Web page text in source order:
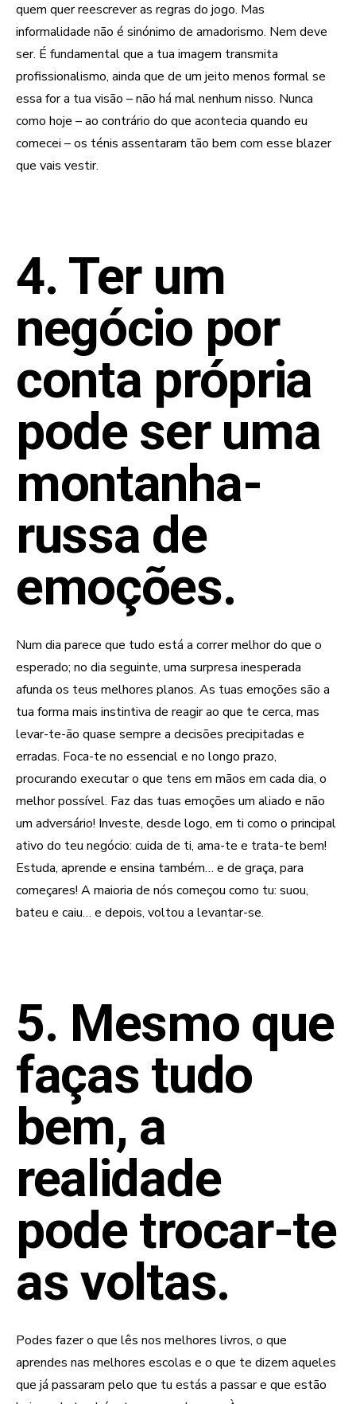
quem quer reescrever as regras do jogo. Mas
informalidade não é sinónimo de amadorismo. Nem deve
ser. É fundamental que a tua imagem transmita
profissionalismo, ainda que de um jeito menos formal se
essa for a tua visão – não há mal nenhum nisso. Nunca
como hoje – ao contrário do que acontecia quando eu
comecei – os ténis assentaram tão bem com esse blazer
que vais vestir.
4. Ter um
negócio por
conta própria
pode ser uma
montanha-
russa de
emoções.
Num dia parece que tudo está a correr melhor do que o
esperado; no dia seguinte, uma surpresa inesperada
afunda os teus melhores planos. As tuas emoções são a
tua forma mais instintiva de reagir ao que te cerca, mas
levar-te-ão quase sempre a decisões precipitadas e
erradas. Foca-te no essencial e no longo prazo,
procurando executar o que tens em mãos em cada dia, o
melhor possível. Faz das tuas emoções um aliado e não
um adversário! Investe, desde logo, em ti como o principal
ativo do teu negócio: cuida de ti, ama-te e trata-te bem!
Estuda, aprende e ensina também… e de graça, para
começares! A maioria de nós começou como tu: suou,
bateu e caiu… e depois, voltou a levantar-se.
5. Mesmo que
faças tudo
bem, a
realidade
pode trocar-te
as voltas.
Podes fazer o que lês nos melhores livros, o que
aprendes nas melhores escolas e o que te dizem aqueles
que já passaram pelo que tu estás a passar e que estão